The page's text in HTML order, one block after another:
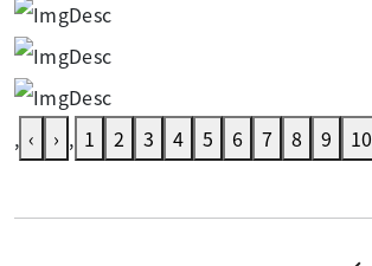
, ‹ › , 1 2 3 4 5 6 7 8 9 10